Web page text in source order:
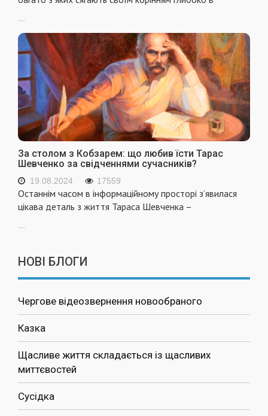
...
За столом з Кобзарем: що любив їсти Тарас
Шевченко за свідченнями сучасників?
19.08.2024 17559
Останнім часом в інформаційному просторі з’явилася
цікава деталь з життя Тараса Шевченка –
НОВІ БЛОГИ
Чергове відеозвернення новообраного
Казка
Щасливе життя складається із щасливих
миттєвостей
Сусідка